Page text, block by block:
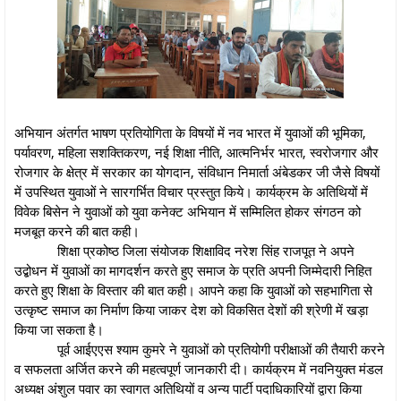
अभियान अंतर्गत भाषण प्रतियोगिता के विषयों में नव भारत में युवाओं की भूमिका,
पर्यावरण, महिला सशक्तिकरण, नई शिक्षा नीति, आत्मनिर्भर भारत, स्वरोजगार और
रोजगार के क्षेत्र में सरकार का योगदान, संविधान निमार्ता अंबेडकर जी जैसे विषयों
में उपस्थित युवाओं ने सारगर्भित विचार प्रस्तुत किये। कार्यक्रम के अतिथियों में
विवेक बिसेन ने युवाओं को युवा कनेक्ट अभियान में सम्मिलित होकर संगठन को
मजबूत करने की बात कही।
शिक्षा प्रकोष्ठ जिला संयोजक शिक्षाविद नरेश सिंह राजपूत ने अपने
उद्बोधन में युवाओं का मागदर्शन करते हुए समाज के प्रति अपनी जिम्मेदारी निहित
करते हुए शिक्षा के विस्तार की बात कही। आपने कहा कि युवाओं को सहभागिता से
उत्कृष्ट समाज का निर्माण किया जाकर देश को विकसित देशों की श्रेणी में खड़ा
किया जा सकता है।
पूर्व आईएएस श्याम कुमरे ने युवाओं को प्रतियोगी परीक्षाओं की तैयारी करने
व सफलता अर्जित करने की महत्वपूर्ण जानकारी दी। कार्यक्रम में नवनियुक्त मंडल
अध्यक्ष अंशुल पवार का स्वागत अतिथियों व अन्य पार्टी पदाधिकारियों द्वारा किया